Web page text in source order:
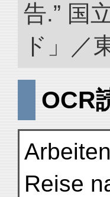
告.” 国
ド」／
OCR
Reise